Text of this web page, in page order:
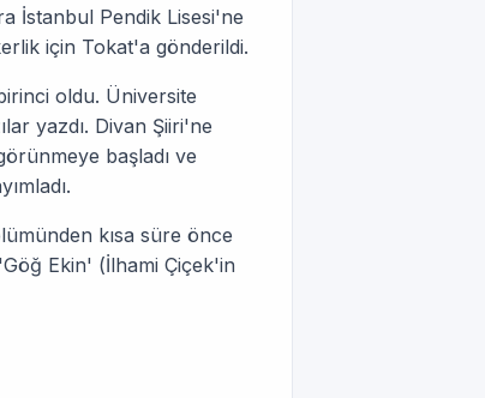
İstanbul Pendik Lisesi'ne
için Tokat'a gönderildi.
oldu. Üniversite
yazdı. Divan Şiiri'ne
başladı ve
kısa süre önce
Ekin' (İlhami Çiçek'in